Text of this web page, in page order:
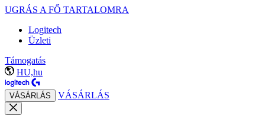
UGRÁS A FŐ TARTALOMRA
Logitech
Üzleti
Támogatás
HU,hu
VÁSÁRLÁS VÁSÁRLÁS